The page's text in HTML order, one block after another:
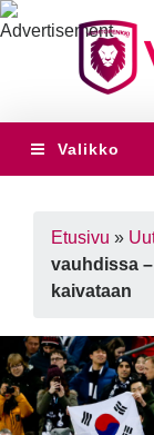
Valikko
Etusivu »
vauhdissa
kaivataan